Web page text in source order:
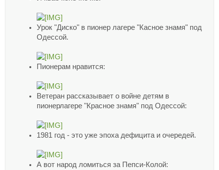
Урок "Диско" в пионер лагере "Касное знамя" под
Одессой.
Пионерам нравится:
Ветеран рассказывает о войне детям в
пионерлагере "Красное знамя" под Одессой:
1981 год - это уже эпоха дефицита и очередей.
А вот народ ломиться за Пепси-Колой: